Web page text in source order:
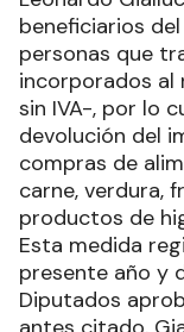
beneficiarios
personas que
incorporados
sin IVA-, por lo
devolución del
compras de
carne, verdura,
productos de
Esta medida
presente año y
Diputados